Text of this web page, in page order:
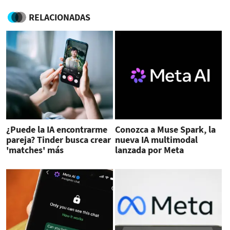
RELACIONADAS
¿Puede la IA encontrarme
pareja? Tinder busca crear
'matches' más
Conozca a Muse Spark, la
nueva IA multimodal
lanzada por Meta